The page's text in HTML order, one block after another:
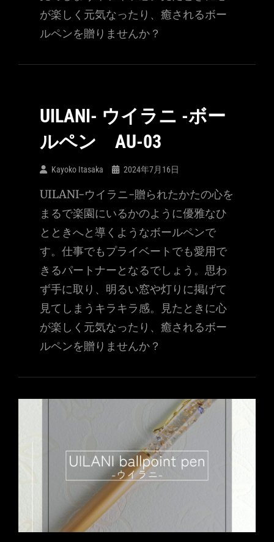
が楽しく元気なったり、癒されるボー
ルペンを贈りませんか？
UILANI- ウイラニ -ボー
ルペン AU-03
Kayoko Itasaka 2024年7月16日
UILANI-ウイラニ-贈られたかたの心を
まるで楽園にいるかのように優雅なひ
とときへと導くようなボールペンで
す。仕事でもプライベートでも愛用で
きるパートナーとなるでしょう。思わ
ず手に取り、明るい窓や灯りに掲げて
見てしまうキラキラ感。見たときに心
が楽しく元気なったり、癒されるボー
ルペンを贈りませんか？